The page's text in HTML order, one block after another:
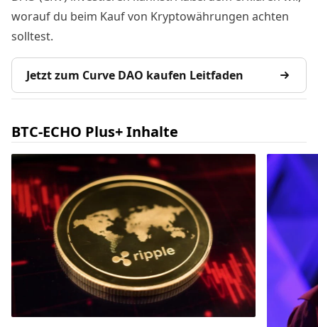
worauf du beim Kauf von Kryptowährungen achten
solltest.
Jetzt zum Curve DAO kaufen Leitfaden
BTC-ECHO Plus+ Inhalte